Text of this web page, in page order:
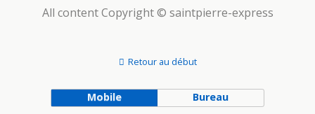
All content Copyright © saintpierre-express
Retour au début
Mobile Bureau